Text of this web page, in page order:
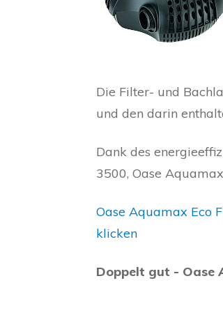
Die Filter- und
und den darin
Dank des
3500, Oase
Oase Aquamax Eco
klicken
Doppelt gut - Oase